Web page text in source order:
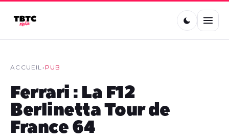
ACCUEIL› PUB
Ferrari : La F12
Berlinetta Tour de
France 64